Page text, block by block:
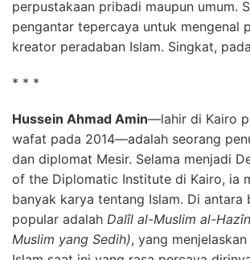
perpustakaan pribadi maupun umum.
pengantar tepercaya untuk mengenal
kreator peradaban Islam. Singkat,
* * *
Hussein Ahmad Amin—lahir di Kairo
wafat pada 2014—adalah seorang
dan diplomat Mesir. Selama menjadi
of the Diplomatic Institute di Kairo, ia
banyak karya tentang Islam. Di antara
popular adalah Dalîl al-Muslim al-
Muslim yang Sedih), yang